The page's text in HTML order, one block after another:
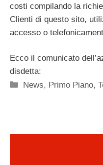
costi compilando la
Clienti di questo sito,
accesso o
Ecco il comunicato
disdetta:
Categorie
News, Primo Piano,